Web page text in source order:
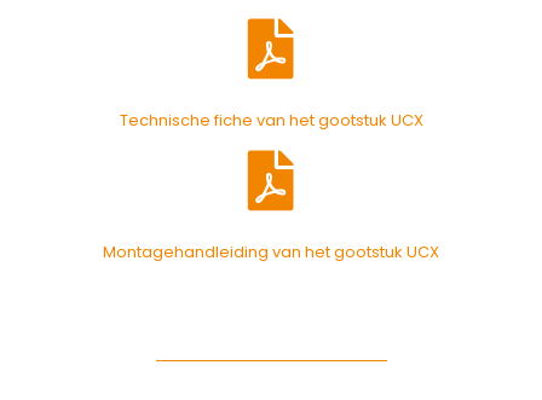
Technische fiche van het gootstuk UCX
Montagehandleiding van het gootstuk UCX